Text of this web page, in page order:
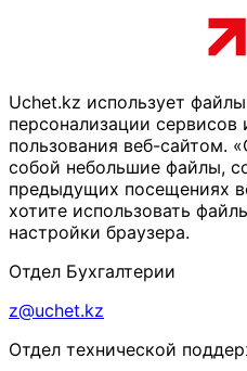
Uchet.kz использует
персонализации
пользования веб-сайтом.
собой небольшие файлы,
предыдущих посещениях
хотите использовать
настройки браузера.
Отдел Бухгалтерии
z@uchet.kz
Отдел технической